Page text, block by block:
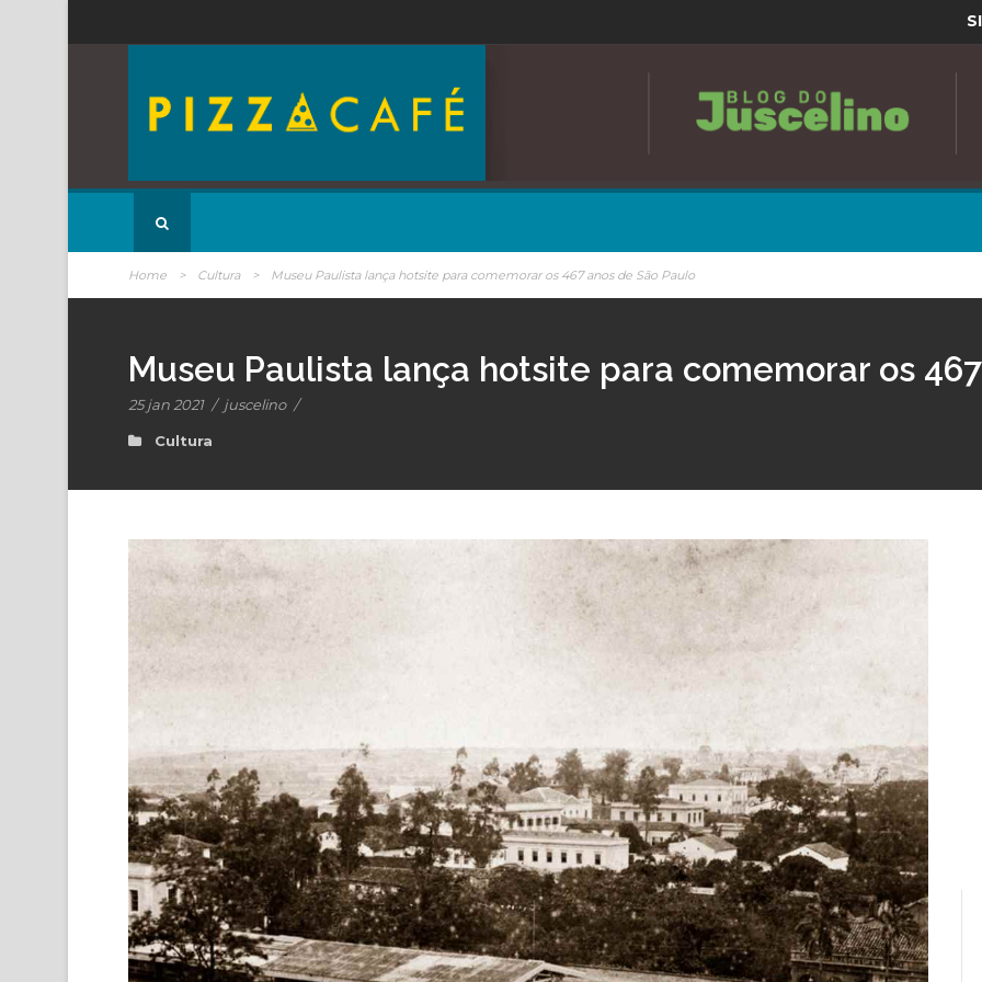
Home > Cultura > Museu Paulista lança hotsite para comemorar os 467 anos de São Paulo
Museu Paulista lança hotsite para comemorar os
25 jan 2021 / juscelino /
Cultura